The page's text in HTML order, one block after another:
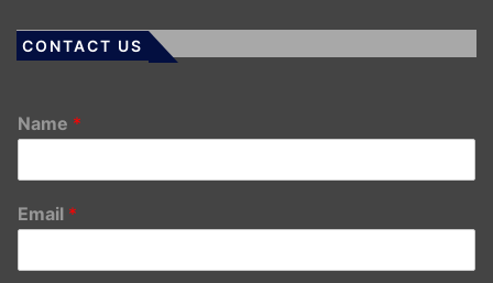
CONTACT US
Name *
Email *